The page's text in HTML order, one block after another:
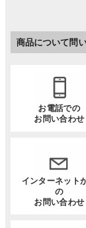
商品について問
お電話での
お問い合わせ
インターネット
の
お問い合わせ